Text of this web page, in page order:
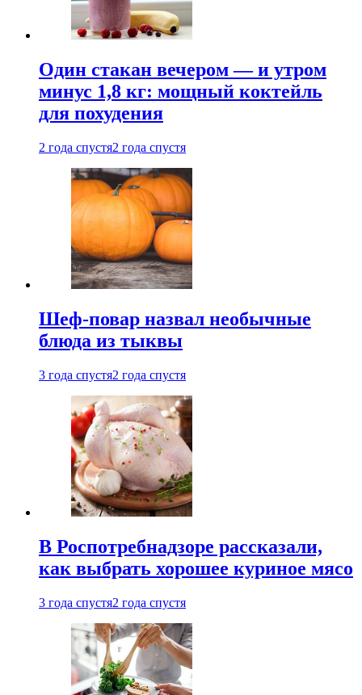
Один стакан вечером — и утром
минус 1,8 кг: мощный коктейль
для похудения
2 года спустя2 года спустя
Шеф-повар назвал необычные
блюда из тыквы
3 года спустя2 года спустя
В Роспотребнадзоре рассказали,
как выбрать хорошее куриное мясо
3 года спустя2 года спустя